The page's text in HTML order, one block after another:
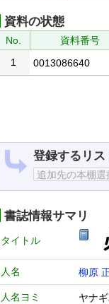
資料の状態
No. 資料番号
1
0013086640
登録するリス
書誌情報サマリ
タイトル
人名 柳原
人名ヨミ ヤナ